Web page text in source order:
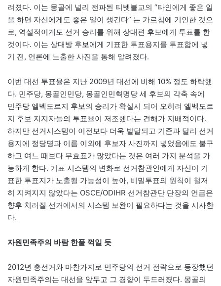
려졌다. 이는 몽골에 널리 전파된 티벳불교의 “타인에게 좋은 일
을 하면 자신에게도 좋은 일이 생긴다” 는 가르침에 기인한 것으
로, 역설적이게도 선거 승리를 위해 상대편 후보에게 투표를 한
것이다. 이는 상대방 후보에게 기표한 투표용지를 투표함에 넣
기 전, 언론에 노출한 사진을 통해 알려졌다.
이번 대선 투표율은 지난 2009년 대선에 비해 10% 정도 하락했
다. 민주당, 몽골인민당, 몽골인민혁명당 세 후보의 각축 속에
민주당 엘벡도르지 후보의 승리가 확실시 되어 오히려 엘벡도르
지 후보 지지자들의 투표율이 저조했다는 견해가 지배적이다.
하지만 선거시스템이 이전보다 더욱 발달되고 기존과 달리 선거
용지에 정당명과 이름 이외에 후보자 사진까지 넣었음에도 불구
하고 여느 때보다 무효표가 많았다는 것은 여러 가지 분석을 가
능하게 한다. 기표 시스템의 변화로 선거참관인에게 자신이 기
표한 투표지가 노출될 가능성이 높아, 비밀투표의 원칙이 철저
히 지켜지지 않았다는 OSCE/ODIHR 선거참관단 단장의 언급은
향후 치러질 선거에서의 시스템 보완이 필요하다는 것을 시사한
다.
자원민족주의 바람 한풀 꺽일 듯
2012년 총선거와 마찬가지로 민주당의 선거 전략으로 등장했던
자원민족주의는 대선을 앞두고 그 경향이 두드러졌다. 몽골의